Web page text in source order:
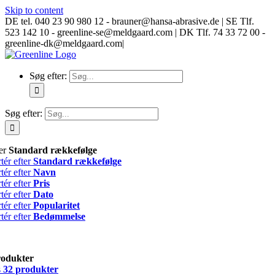
Skip to content
DE tel. 040 23 90 980 12 - brauner@hansa-abrasive.de | SE Tlf.
523 142 10 - greenline-se@meldgaard.com | DK Tlf. 74 33 72 00 -
greenline-dk@meldgaard.com|
Søg efter:
Søg efter:
Standard rækkefølge
efterStandard rækkefølge
efterNavn
efterPris
efterDato
efterPopularitet
efterBedømmelse
32 produkter